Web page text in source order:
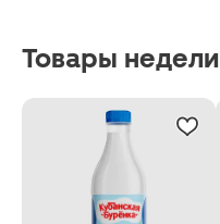
Товары недели